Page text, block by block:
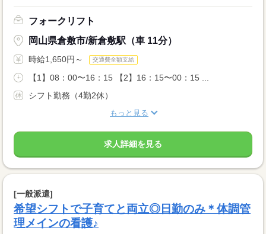
フォークリフト
岡山県倉敷市/新倉敷駅（車 11分）
時給1,650円～ 交通費全額支給
【1】08：00〜16：15 【2】16：15〜00：15 ...
シフト勤務（4勤2休）
もっと見る
求人詳細を見る
[一般派遣]
希望シフトで子育てと両立◎日勤のみ＊体調管
理メインの看護♪